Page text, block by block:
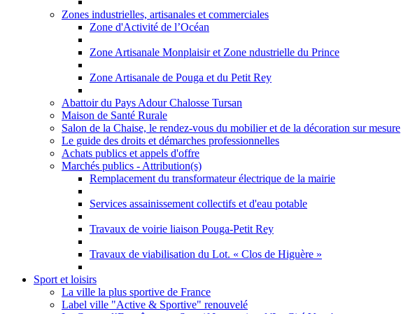
Zones industrielles, artisanales et commerciales
Zone d'Activité de l’Océan
Zone Artisanale Monplaisir et Zone ndustrielle du Prince
Zone Artisanale de Pouga et du Petit Rey
Abattoir du Pays Adour Chalosse Tursan
Maison de Santé Rurale
Salon de la Chaise, le rendez-vous du mobilier et de la décoration sur mesure
Le guide des droits et démarches professionnelles
Achats publics et appels d'offre
Marchés publics - Attribution(s)
Remplacement du transformateur électrique de la mairie
Services assainissement collectifs et d'eau potable
Travaux de voirie liaison Pouga-Petit Rey
Travaux de viabilisation du Lot. « Clos de Higuère »
Sport et loisirs
La ville la plus sportive de France
Label ville "Active & Sportive" renouvelé